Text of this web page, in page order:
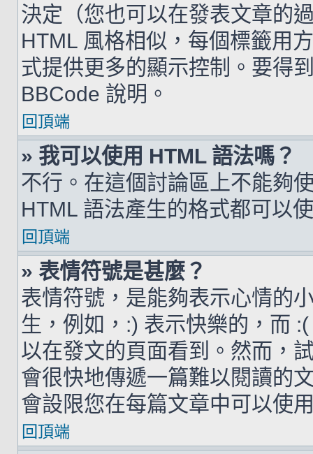
決定（您也可以在發表文章的
HTML 風格相似，每個標籤用
式提供更多的顯示控制。要得
BBCode 說明。
回頂端
» 我可以使用 HTML 語法嗎？
不行。在這個討論區上不能夠
HTML 語法產生的格式都可以
回頂端
» 表情符號是甚麼？
表情符號，是能夠表示心情的
生，例如，:) 表示快樂的，而
以在發文的頁面看到。然而，
會很快地傳遞一篇難以閱讀的
會設限您在每篇文章中可以使
回頂端